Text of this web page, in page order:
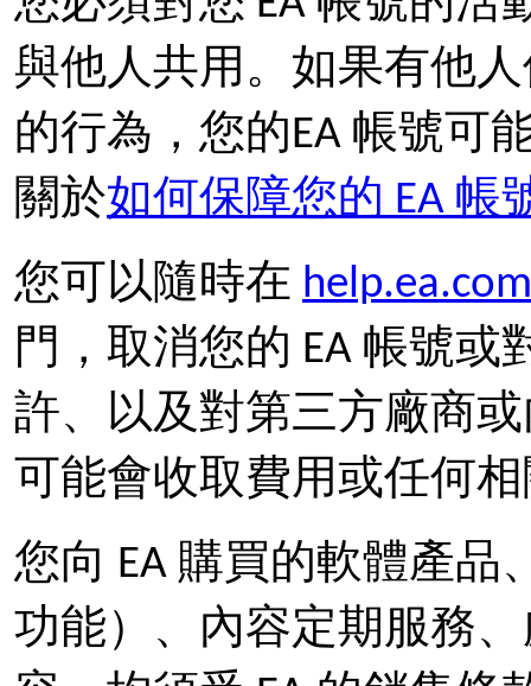
與他人共用。如果有他
的行為，您的EA 帳號可
關於如何保障您的 EA 帳
您可以隨時在
門，取消您的 EA 帳號或
許、以及對第三方廠商
可能會收取費用或任何
您向 EA 購買的軟體產品
功能）、內容定期服務